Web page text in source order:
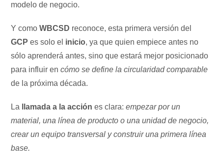
modelo de negocio.
Y comoWBCSD reconoce, esta primera versión del
GCP es solo el inicio, ya que quien empiece antes no
sólo aprenderá antes, sino que estará mejor posicionado
para influir encómo se define la circularidad comparable
de la próxima década.
La llamada a la acción es clara:empezar por un
material, una línea de producto o una unidad de negocio,
crear un equipo transversal y construir una primera línea
base.